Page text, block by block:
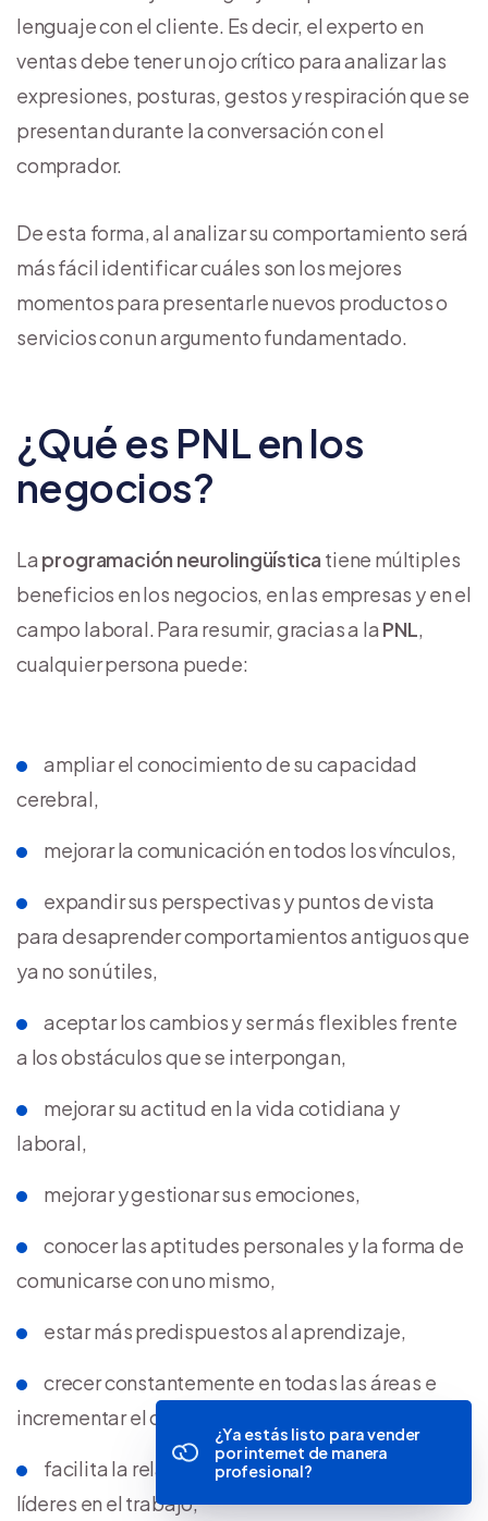
lenguaje con el cliente. Es decir, el experto en
ventas debe tener un ojo crítico para analizar las
expresiones, posturas, gestos y respiración que se
presentan durante la conversación con el
comprador.
De esta forma, al analizar su comportamiento será
más fácil identificar cuáles son los mejores
momentos para presentarle nuevos productos o
servicios con un argumento fundamentado.
¿Qué es PNL en los
negocios?
La programación neurolingüística tiene múltiples
beneficios en los negocios, en las empresas y en el
campo laboral. Para resumir, gracias a la PNL,
cualquier persona puede:
ampliar el conocimiento de su capacidad
cerebral,
mejorar la comunicación en todos los vínculos,
expandir sus perspectivas y puntos de vista
para desaprender comportamientos antiguos que
ya no son útiles,
aceptar los cambios y ser más flexibles frente
a los obstáculos que se interpongan,
mejorar su actitud en la vida cotidiana y
laboral,
mejorar y gestionar sus emociones,
conocer las aptitudes personales y la forma de
comunicarse con uno mismo,
estar más predispuestos al aprendizaje,
crecer constantemente en todas las áreas e
incrementar el conocimiento,
facilita la relación entre sus compañeros y
líderes en el trabajo,
¿Ya estás listo para vender
por internet de manera
profesional?